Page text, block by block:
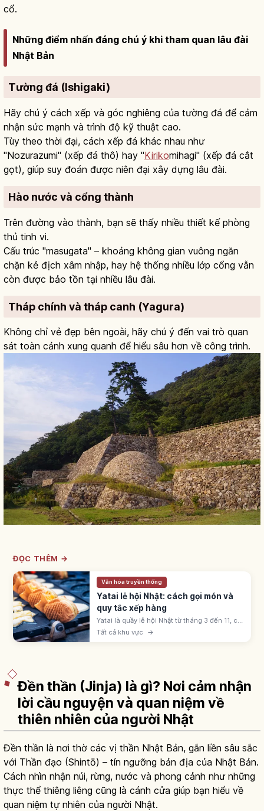
cổ.
Những điểm nhấn đáng chú ý khi tham quan lâu đài
Nhật Bản
Tường đá (Ishigaki)
Hãy chú ý cách xếp và góc nghiêng của tường đá để cảm
nhận sức mạnh và trình độ kỹ thuật cao.
Tùy theo thời đại, cách xếp đá khác nhau như
"Nozurazumi" (xếp đá thô) hay "Kirikomihagi" (xếp đá cắt
gọt), giúp suy đoán được niên đại xây dựng lâu đài.
Hào nước và cổng thành
Trên đường vào thành, bạn sẽ thấy nhiều thiết kế phòng
thủ tinh vi.
Cấu trúc "masugata" – khoảng không gian vuông ngăn
chặn kẻ địch xâm nhập, hay hệ thống nhiều lớp cổng vẫn
còn được bảo tồn tại nhiều lâu đài.
Tháp chính và tháp canh (Yagura)
Không chỉ vẻ đẹp bên ngoài, hãy chú ý đến vai trò quan
sát toàn cảnh xung quanh để hiểu sâu hơn về công trình.
ĐỌC THÊM →
Văn hóa truyền thống
Yatai lễ hội Nhật: cách gọi món và
quy tắc xếp hàng
Yatai là quầy lễ hội Nhật từ tháng 3 đến 11, có
ringo-ame, yakisoba, takoyaki, kakigōri. Giá
300-500 yên; xếp hàng theo thứ tự và dịch
Tất cả khu vực →
Đền thần (Jinja) là gì? Nơi cảm nhận
lời cầu nguyện và quan niệm về
thiên nhiên của người Nhật
Đền thần là nơi thờ các vị thần Nhật Bản, gắn liền sâu sắc
với Thần đạo (Shintō) – tín ngưỡng bản địa của Nhật Bản.
Cách nhìn nhận núi, rừng, nước và phong cảnh như những
thực thể thiêng liêng cũng là cánh cửa giúp bạn hiểu về
quan niệm tự nhiên của người Nhật.